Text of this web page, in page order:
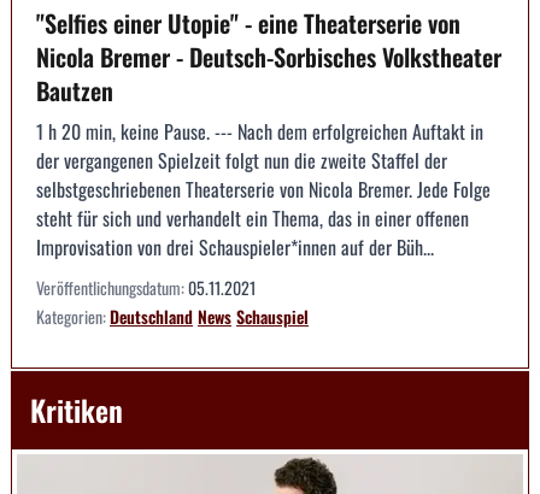
"Selfies einer Utopie" - eine Theaterserie von
Nicola Bremer - Deutsch-Sorbisches Volkstheater
Bautzen
1 h 20 min, keine Pause. --- Nach dem erfolgreichen Auftakt in
der vergangenen Spielzeit folgt nun die zweite Staffel der
selbstgeschriebenen Theaterserie von Nicola Bremer. Jede Folge
steht für sich und verhandelt ein Thema, das in einer offenen
Improvisation von drei Schauspieler*innen auf der Büh...
Veröffentlichungsdatum:05.11.2021
Kategorien:DeutschlandNewsSchauspiel
Kritiken